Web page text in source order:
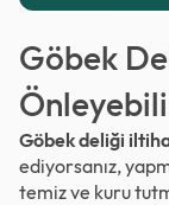
Göbek
Göbek deliği
ediyorsanız,
temiz ve kuru